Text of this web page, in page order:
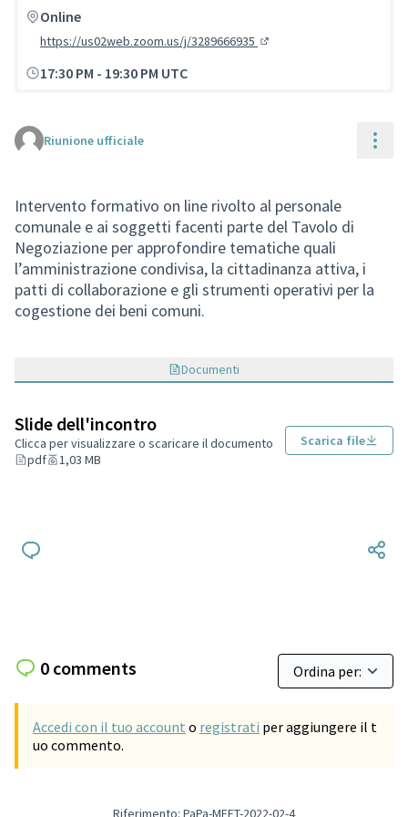
Online
https://us02web.zoom.us/j/3289666935
17:30 PM - 19:30 PM UTC
Riunione ufficiale
Intervento formativo on line rivolto al personale
comunale e ai soggetti facenti parte del Tavolo di
Negoziazione per approfondire tematiche quali
l’amministrazione condivisa, la cittadinanza attiva, i
patti di collaborazione e gli strumenti operativi per la
cogestione dei beni comuni.
Documenti
Slide dell'incontro
Clicca per visualizzare o scaricare il documento
pdf
1,03 MB
Scarica file
0 comments
Accedi con il tuo account o registrati per aggiungere il t
uo commento.
Riferimento: PaPa-MEET-2022-02-4